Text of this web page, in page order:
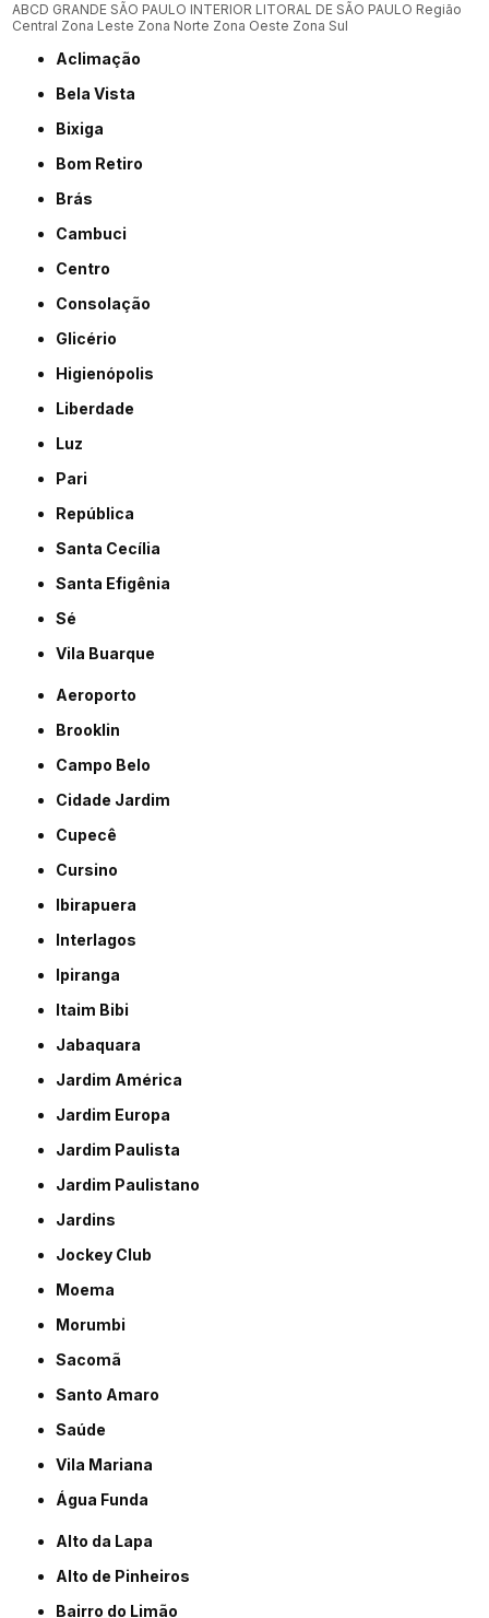
ABCD GRANDE SÃO PAULO INTERIOR LITORAL DE SÃO PAULO Região
Central Zona Leste Zona Norte Zona Oeste Zona Sul
Aclimação
Bela Vista
Bixiga
Bom Retiro
Brás
Cambuci
Centro
Consolação
Glicério
Higienópolis
Liberdade
Luz
Pari
República
Santa Cecília
Santa Efigênia
Sé
Vila Buarque
Aeroporto
Brooklin
Campo Belo
Cidade Jardim
Cupecê
Cursino
Ibirapuera
Interlagos
Ipiranga
Itaim Bibi
Jabaquara
Jardim América
Jardim Europa
Jardim Paulista
Jardim Paulistano
Jardins
Jockey Club
Moema
Morumbi
Sacomã
Santo Amaro
Saúde
Vila Mariana
Água Funda
Alto da Lapa
Alto de Pinheiros
Bairro do Limão